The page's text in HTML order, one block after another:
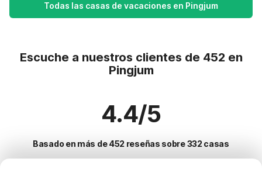
Todas las casas de vacaciones en Pingjum
Escuche a nuestros clientes de 452 en
Pingjum
4.4/5
Basado en más de 452 reseñas sobre 332 casas